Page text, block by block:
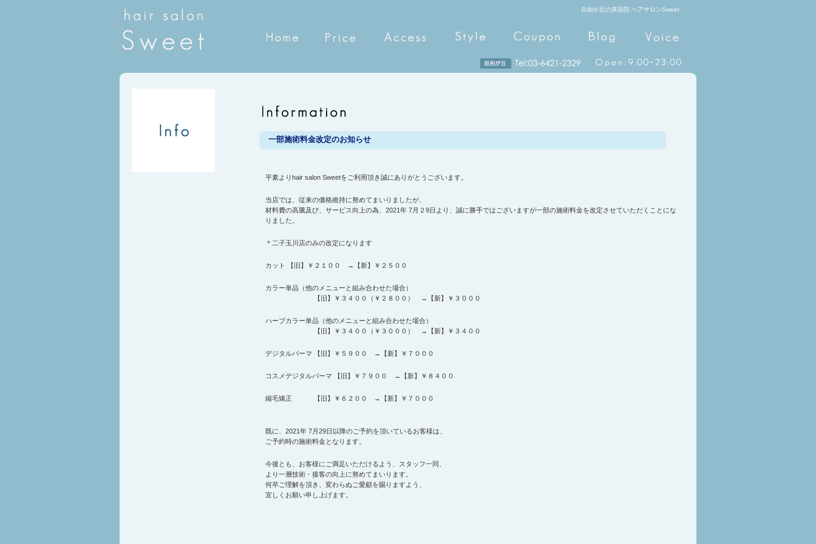
自由が丘の美容院 ヘアサロンSweet
一部施術料金改定のお知らせ
平素よりhair salon Sweetをご利用頂き誠にありがとうございます。
当店では、従来の価格維持に努めてまいりましたが、
材料費の高騰及び、サービス向上の為、2021年 7月２9日より、誠に勝手ではございますが一部の施術料金を改定させていただくことにな
りました。
＊二子玉川店のみの改定になります
カット 【旧】￥２１００ →【新】￥２５００
カラー単品（他のメニューと組み合わせた場合）
【旧】￥３４００（￥２８００） →【新】￥３０００
ハーブカラー単品（他のメニューと組み合わせた場合）
【旧】￥３４００（￥３０００） →【新】￥３４００
デジタルパーマ 【旧】￥５９００ →【新】￥７０００
コスメデジタルパーマ 【旧】￥７９００ →【新】￥８４００
縮毛矯正 【旧】￥６２００ →【新】￥７０００
既に、2021年 7月29日以降のご予約を頂いているお客様は、
ご予約時の施術料金となります。
今後とも、お客様にご満足いただけるよう、スタッフ一同、
より一層技術・接客の向上に努めてまいります。
何卒ご理解を頂き、変わらぬご愛顧を賜りますよう、
宜しくお願い申し上げます。